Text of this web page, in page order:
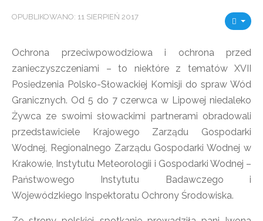
OPUBLIKOWANO: 11 SIERPIEŃ 2017
Ochrona przeciwpowodziowa i ochrona przed
zanieczyszczeniami – to niektóre z tematów XVII
Posiedzenia Polsko-Słowackiej Komisji do spraw Wód
Granicznych. Od 5 do 7 czerwca w Lipowej niedaleko
Żywca ze swoimi słowackimi partnerami obradowali
przedstawiciele Krajowego Zarządu Gospodarki
Wodnej, Regionalnego Zarządu Gospodarki Wodnej w
Krakowie, Instytutu Meteorologii i Gospodarki Wodnej –
Państwowego Instytutu Badawczego i
Wojewódzkiego Inspektoratu Ochrony Środowiska.